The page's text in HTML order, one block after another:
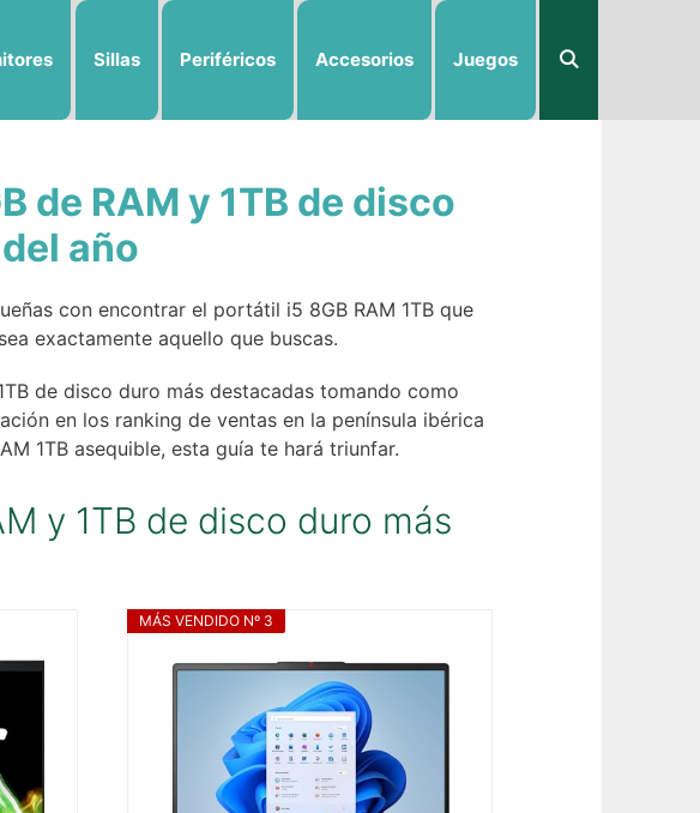
Sillas Periféricos Accesorios Juegos
de RAM y 1TB de disco
año
con encontrar el portátil i5 8GB RAM 1TB que
exactamente aquello que buscas.
de disco duro más destacadas tomando como
en los ranking de ventas en la península ibérica
1TB asequible, esta guía te hará triunfar.
y 1TB de disco duro más
MÁS VENDIDO Nº 3